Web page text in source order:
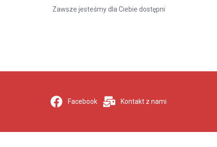
Zawsze jesteśmy dla Ciebie dostępni
Facebook Kontakt z nami